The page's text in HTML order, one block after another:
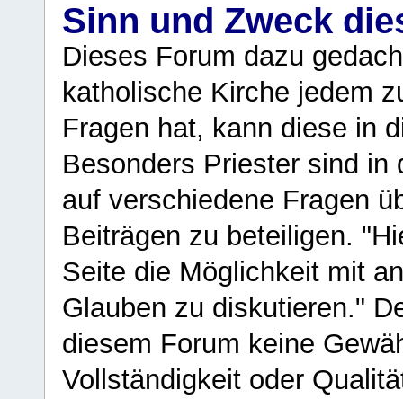
Sinn und Zweck
Dieses Forum dazu
katholische Kirche jedem
Fragen hat, kann diese in
Besonders Priester sind in
auf verschiedene Fragen
Beiträgen zu beteiligen.
Seite die Möglichkeit mit
Glauben zu diskutieren."
diesem Forum keine
Vollständigkeit oder